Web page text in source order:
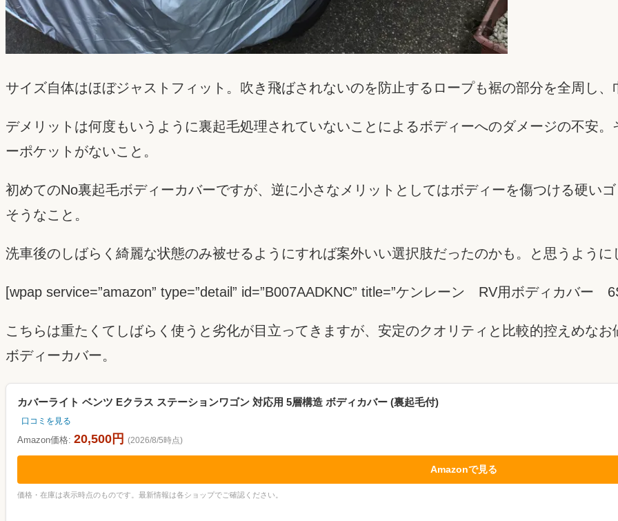
サイズ自体はほぼジャストフィット。吹き飛ばされないのを防止するロープも裾の部分を全周し
デメリットは何度もいうように裏起毛処理されていないことによるボディーへのダメージの不安
ーポケットがないこと。
初めてのNo裏起毛ボディーカバーですが、逆に小さなメリットとしてはボディーを傷つける硬い
そうなこと。
洗車後のしばらく綺麗な状態のみ被せるようにすれば案外いい選択肢だったのかも。と思うように
[wpap service=”amazon” type=”detail” id=”B007AADKNC” title=”ケンレーン RV用ボディカバ
こちらは重たくてしばらく使うと劣化が目立ってきますが、安定のクオリティと比較的控えめな
ボディーカバー。
カバーライト ベンツ Eクラス ステーションワゴン 対応用 5層構造 ボディカバー (裏起毛付)
口コミを見る
Amazon価格: 20,500円 (2026/8/5時点)
Amazonで見る
価格・在庫は表示時点のものです。最新情報は各ショップでご確認ください。